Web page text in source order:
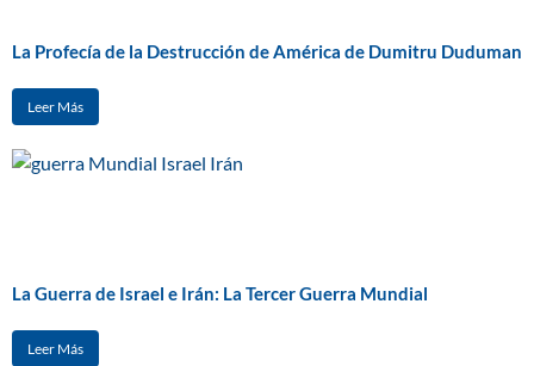
La Profecía de la Destrucción de América de Dumitru Duduman
Leer Más
La Guerra de Israel e Irán: La Tercer Guerra Mundial
Leer Más